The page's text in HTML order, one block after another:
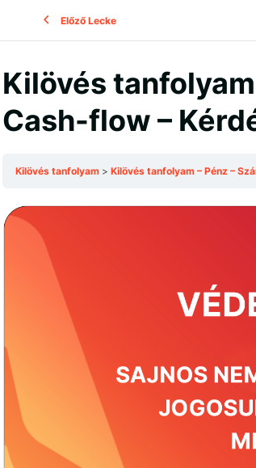
Előző Lecke
Kilövés tanfolyam
Cash-flow –
Kilövés tanfolyam Kilövés tanfolyam – Pénz –